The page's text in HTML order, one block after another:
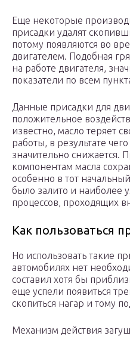
Еще некоторые
присадки удалят
потому появляются во
двигателем. Подобная
на работе двигателя,
показатели по всем
Данные присадки для
положительное
известно, масло теряет
работы, в результате
значительно снижается.
компонентам масла
особенно в тот
было залито и наиболее
процессов, проходящих
Как пользоваться
Но использовать такие
автомобилях нет
составил хотя бы
еще успели появиться
скопиться нагар и тому
Механизм действия